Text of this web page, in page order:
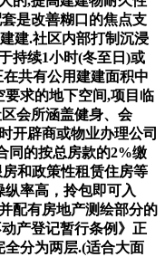
是改善糊口的焦点支
建.社区内部打制沉浸
持续1小时(冬至日)或
共有公用建建面积中
求的地下空间,项目临
会所涵盖健身、会
开辟商或物业办理公司
同的按总房款的2%缴
和政策性租赁住房等
率高，拎包即可入
配有房地产测绘部分的
产登记暂行条例》正
分为两层.(适合大面